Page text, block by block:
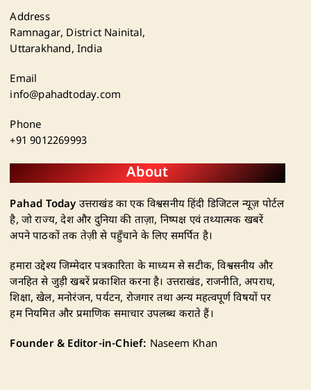
Address
Ramnagar, District Nainital,
Uttarakhand, India
Email
info@pahadtoday.com
Phone
+91 9012269993
About
Pahad Today उत्तराखंड का एक विश्वसनीय हिंदी डिजिटल न्यूज़ पोर्टल
है, जो राज्य, देश और दुनिया की ताज़ा, निष्पक्ष एवं तथ्यात्मक खबरें
अपने पाठकों तक तेज़ी से पहुँचाने के लिए समर्पित है।
हमारा उद्देश्य जिम्मेदार पत्रकारिता के माध्यम से सटीक, विश्वसनीय और
जनहित से जुड़ी खबरें प्रकाशित करना है। उत्तराखंड, राजनीति, अपराध,
शिक्षा, खेल, मनोरंजन, पर्यटन, रोजगार तथा अन्य महत्वपूर्ण विषयों पर
हम नियमित और प्रमाणिक समाचार उपलब्ध कराते हैं।
Founder & Editor-in-Chief: Naseem Khan